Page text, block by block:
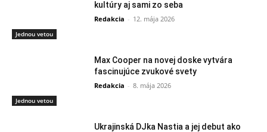
Jednou vetou
kultúry aj sami zo seba
Redakcia - 12. mája 2026
Jednou vetou
Max Cooper na novej doske vytvára
fascinujúce zvukové svety
Redakcia - 8. mája 2026
Ukrajinská DJka Nastia a jej debut ako